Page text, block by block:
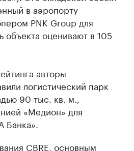
в аэропорту
PNK Group для
оценивают в 105
авторы
логистический парк
90 тыс. кв. м.,
«Медион» для
Банка».
CBRE, основным